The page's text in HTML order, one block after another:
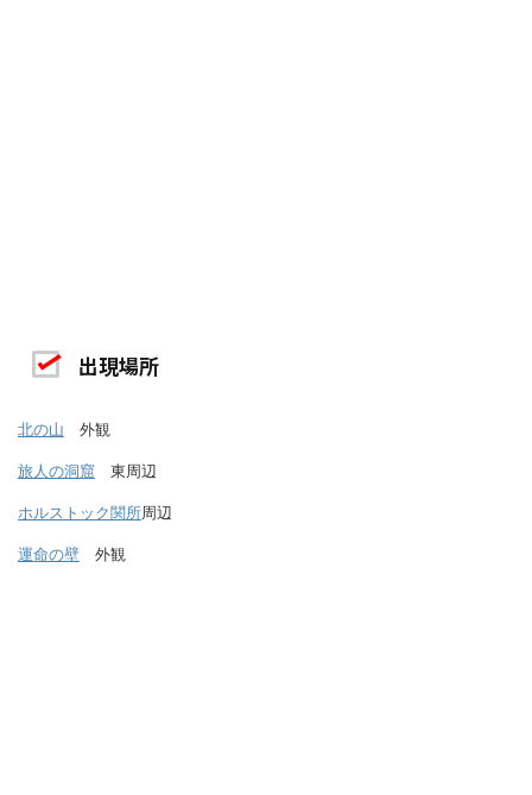
出現場所
北の山 外観
旅人の洞窟 東周辺
ホルストック関所周辺
運命の壁 外観